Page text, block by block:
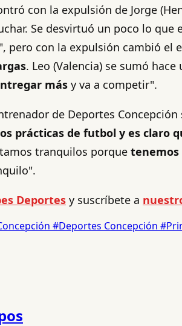
con la expulsión de Jorge
Se desvirtuó un poco lo
pero con la expulsión cambió el
. Leo (Valencia) se sumó
más y va a competir".
de Deportes
prácticas de futbol y es claro
tranquilos porque tenemos
Deportes y suscríbete a
#Deportes Concepción